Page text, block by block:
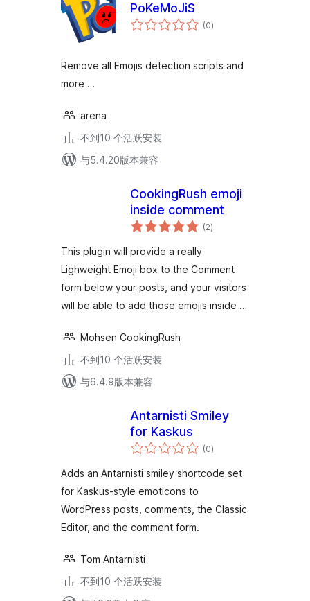
PoKeMoJiS
(0总
评)
Remove all Emojis detection scripts and
more …
arena
不到10 个活跃安装
与5.4.20版本兼容
CookingRush emoji
inside comment
(2总
评)
This plugin will provide a really
Lighweight Emoji box to the Comment
form below your posts, and your visitors
will be able to add those emojis inside …
Mohsen CookingRush
不到10 个活跃安装
与6.4.9版本兼容
Antarnisti Smiley
for Kaskus
(0总
评)
Adds an Antarnisti smiley shortcode set
for Kaskus-style emoticons to
WordPress posts, comments, the Classic
Editor, and the comment form.
Tom Antarnisti
不到10 个活跃安装